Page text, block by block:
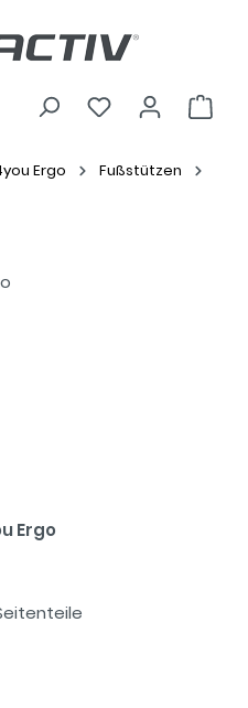
Ergo
Fußstützen
Ergo